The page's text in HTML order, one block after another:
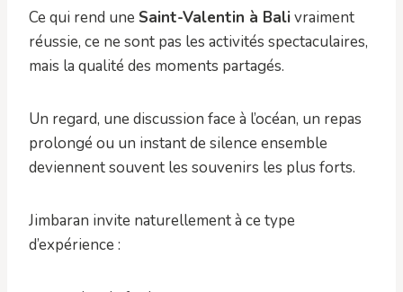
Ce qui rend une Saint-Valentin à Balivraiment
réussie, ce ne sont pas les activités spectaculaires,
mais la qualité des moments partagés.
Un regard, une discussion face à l’océan, un repas
prolongé ou un instant de silence ensemble
deviennent souvent les souvenirs les plus forts.
Jimbaran invite naturellement à ce type
d’expérience :